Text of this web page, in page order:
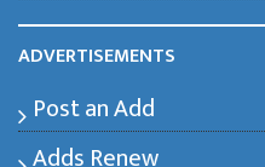
ADVERTISEMENTS
Post an Add